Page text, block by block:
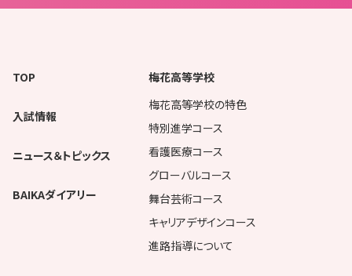
TOP
入試情報
ニュース＆トピックス
BAIKAダイアリー
梅花高等学校
梅花高等学校の特色
特別進学コース
看護医療コース
グローバルコース
舞台芸術コース
キャリアデザインコース
進路指導について